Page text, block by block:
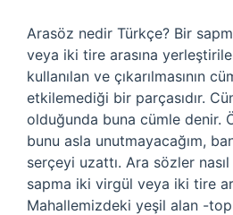
Arasöz nedir Türkçe? Bir
veya iki tire arasına
kullanılan ve çıkarılmasının
etkilemediği bir parçasıdır.
olduğunda buna cümle denir.
bunu asla unutmayacağım,
serçeyi uzattı. Ara sözler nasıl
sapma iki virgül veya iki tire
Mahallemizdeki yeşil alan -top